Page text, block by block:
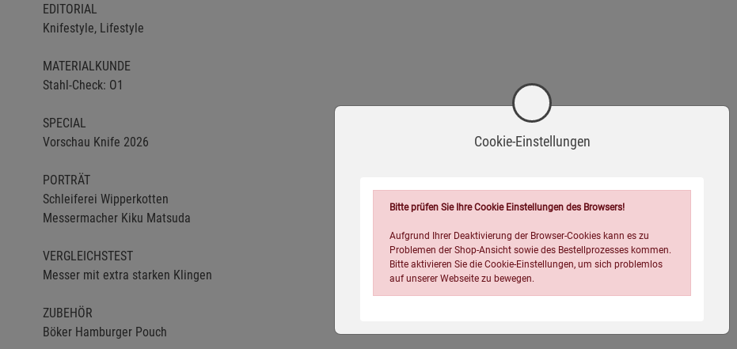
EDITORIAL
Knifestyle, Lifestyle
MATERIALKUNDE
Stahl-Check: O1
SPECIAL
Vorschau Knife 2026
PORTRÄT
Schleiferei Wipperkotten
Messermacher Kiku Matsuda
VERGLEICHSTEST
Messer mit extra starken Klingen
ZUBEHÖR
Böker Hamburger Pouch
Cookie-Einstellungen
Bitte prüfen Sie Ihre Cookie Einstellungen des Browsers!
Aufgrund Ihrer Deaktivierung der Browser-Cookies kann es zu
Problemen der Shop-Ansicht sowie des Bestellprozesses kommen.
Bitte aktivieren Sie die Cookie-Einstellungen, um sich problemlos
auf unserer Webseite zu bewegen.